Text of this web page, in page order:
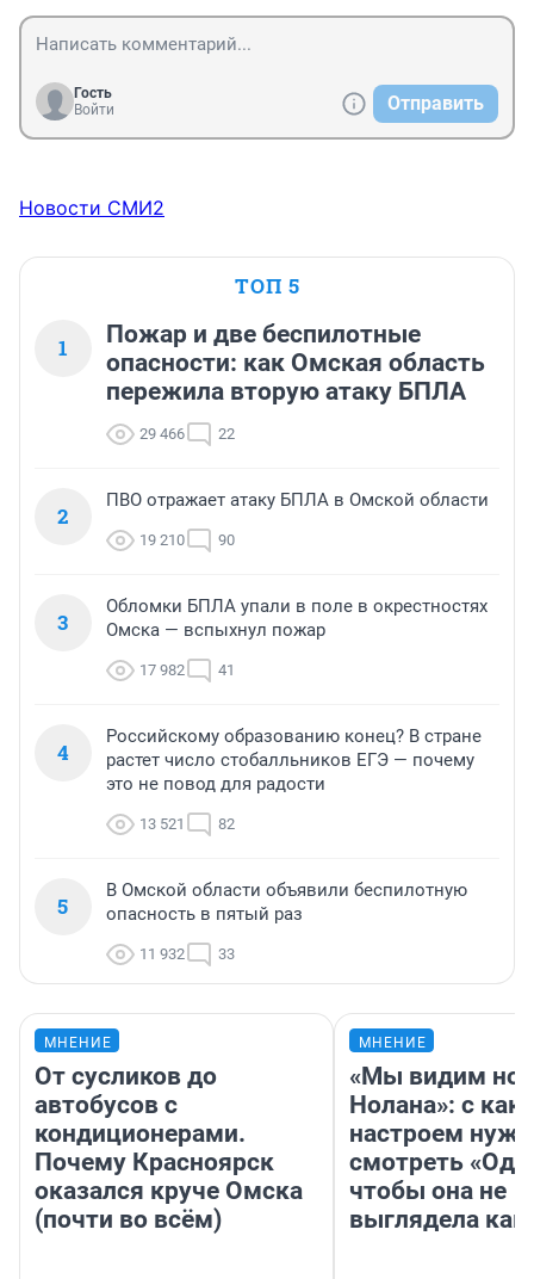
Гость
Войти
Отправить
Новости СМИ2
ТОП 5
1
Пожар и две беспилотные
опасности: как Омская область
пережила вторую атаку БПЛА
29 466 22
2
ПВО отражает атаку БПЛА в Омской области
19 210 90
3
Обломки БПЛА упали в поле в окрестностях
Омска — вспыхнул пожар
17 982 41
4
Российскому образованию конец? В стране
растет число стобалльников ЕГЭ — почему
это не повод для радости
13 521 82
5
В Омской области объявили беспилотную
опасность в пятый раз
11 932 33
МНЕНИЕ
От сусликов до
автобусов с
кондиционерами.
Почему Красноярск
оказался круче Омска
(почти во всём)
МНЕНИЕ
«Мы видим
Нолана»: с
настроем
смотреть
чтобы она не
выглядела как